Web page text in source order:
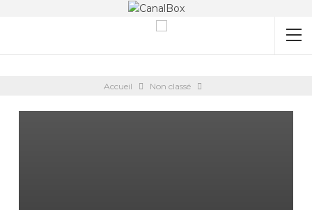
Accueil Non classé